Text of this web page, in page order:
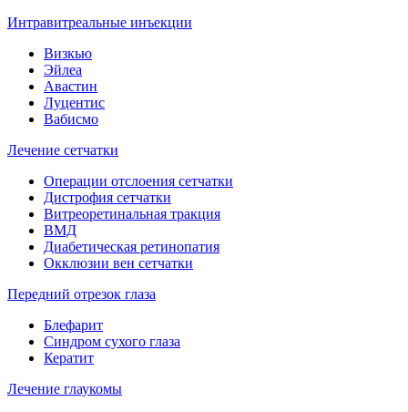
Интравитреальные инъекции
Визкью
Эйлеа
Авастин
Луцентис
Вабисмо
Лечение сетчатки
Операции отслоения сетчатки
Дистрофия сетчатки
Витреоретинальная тракция
ВМД
Диабетическая ретинопатия
Окклюзии вен сетчатки
Передний отрезок глаза
Блефарит
Синдром сухого глаза
Кератит
Лечение глаукомы